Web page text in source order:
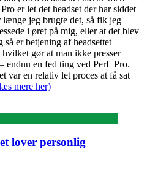
er let det headset der har siddet
jeg brugte det, så fik jeg
i øret på mig, eller at det blev
er betjening af headsettet
gør at man ikke presser
endnu en fed ting ved PerL Pro.
var en relativ let proces at få sat
mere her)
lover personlig